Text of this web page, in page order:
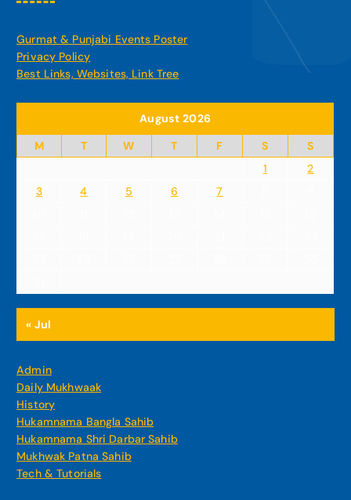
Gurmat & Punjabi Events Poster
Privacy Policy
Best Links, Websites, Link Tree
August 2026
M
T W T F S
S
1
2
3
4 5 6 7
« Jul
Admin
Daily Mukhwaak
History
Hukamnama Bangla Sahib
Hukamnama Shri Darbar Sahib
Mukhwak Patna Sahib
Tech & Tutorials